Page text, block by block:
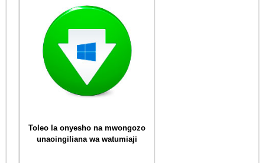
Toleo la onyesho na mwongozo
unaoingiliana wa watumiaji